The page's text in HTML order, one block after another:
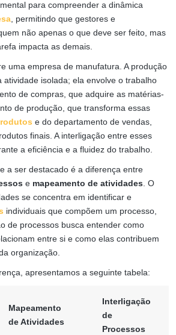
para compreender a dinâmica
, permitindo que gestores e
não apenas o que deve ser feito, mas
impacta as demais.
uma empresa de manufatura. A produção
atividade isolada; ela envolve o trabalho
de compras, que adquire as matérias-
de produção, que transforma essas
e do departamento de vendas,
finais. A interligação entre esses
a eficiência e a fluidez do trabalho.
a ser destacado é a diferença entre
e mapeamento de atividades. O
se concentra em identificar e
individuais que compõem um processo,
de processos busca entender como
entre si e como elas contribuem
organização.
apresentamos a seguinte tabela:
Mapeamento
de Atividades
Interligação
de
Processos